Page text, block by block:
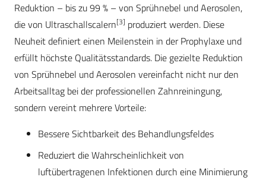
Reduktion – bis zu 99 % – von Sprühnebel und Aerosolen,
die von Ultraschallscalern[3] produziert werden. Diese
Neuheit definiert einen Meilenstein in der Prophylaxe und
erfüllt höchste Qualitätsstandards. Die gezielte Reduktion
von Sprühnebel und Aerosolen vereinfacht nicht nur den
Arbeitsalltag bei der professionellen Zahnreiningung,
sondern vereint mehrere Vorteile:
Bessere Sichtbarkeit des Behandlungsfeldes
Reduziert die Wahrscheinlichkeit von
luftübertragenen Infektionen durch eine Minimierung